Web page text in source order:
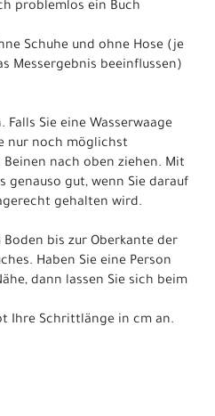
problemlos ein Buch
Schuhe und ohne Hose (je
Messergebnis beeinflussen)
Sie eine Wasserwaage
nur noch möglichst
nach oben ziehen. Mit
genauso gut, wenn Sie darauf
gehalten wird.
Boden bis zur Oberkante der
Haben Sie eine Person
dann lassen Sie sich beim
Ihre Schrittlänge in cm an.